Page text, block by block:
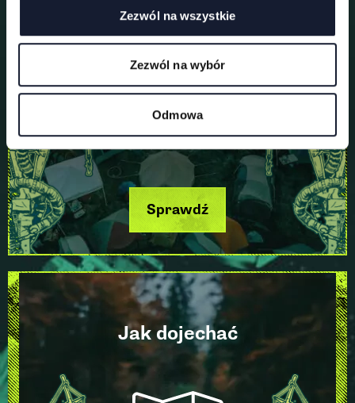
Zezwól na wszystkie
Zezwól na wybór
Odmowa
Sprawdź
Jak dojechać